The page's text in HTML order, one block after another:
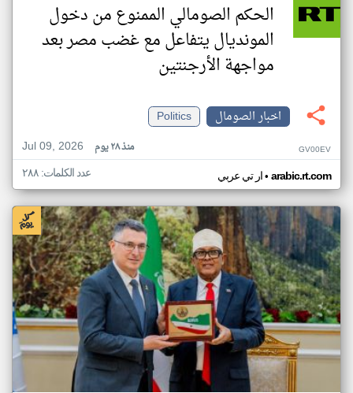
الحكم الصومالي الممنوع من دخول
المونديال يتفاعل مع غضب مصر بعد
مواجهة الأرجنتين
اخبار الصومال
Politics
Jul 09, 2026
منذ ٢٨ يوم GV00EV
ار تي عربي• arabic.rt.com عدد الكلمات: ٢٨٨